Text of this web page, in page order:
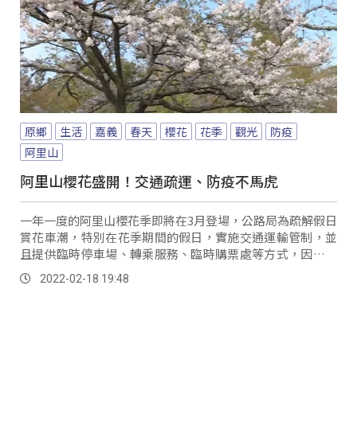
原鄉 生活 嘉義 春天 櫻花 花季 觀光
防疫
阿里山
阿里山櫻花盛開！交通疏運、防疫不馬虎
一年一度的阿里山櫻花季即將在3月登場，公路局為疏解假日
賞花車潮，特別在花季期間的假日，實施交通運輸管制，並
且提供臨時停車場、轉乘服務、臨時購票處等方式，因應花
季的大量車潮。
2022-02-18 19:48